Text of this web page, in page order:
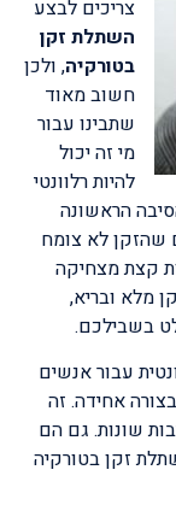
צריכים לבצע
השתלת זקן
בטורקיה, ולכן
חשוב מאוד
שתבינו עבור
מי זה יכול
להיות רלוונטי
הראשונה
שהזקן לא צומח
קצת מצחיקה
מלא ובריא,
בשבילכם.
עבור אנשים
אחידה. זה
שונות. גם הם
זקן בטורקיה